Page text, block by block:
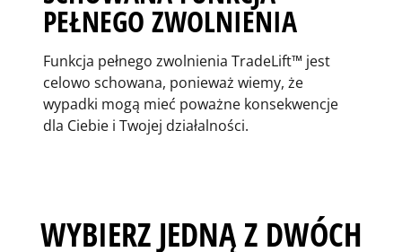
PEŁNEGO ZWOLNIENIA
Funkcja pełnego zwolnienia TradeLift™ jest
celowo schowana, ponieważ wiemy, że
wypadki mogą mieć poważne konsekwencje
dla Ciebie i Twojej działalności.
WYBIERZ JEDNĄ Z DWÓCH